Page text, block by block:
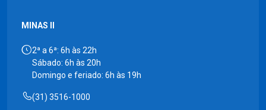
MINAS II
2ª a 6ª: 6h às 22h
Sábado: 6h às 20h
Domingo e feriado: 6h às 19h
(31) 3516-1000